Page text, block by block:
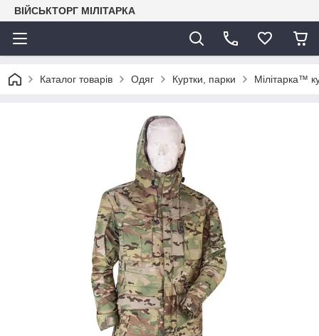
ВІЙСЬКТОРГ МІЛІТАРКА
Каталог товарів Одяг Куртки, парки Мілітарка™